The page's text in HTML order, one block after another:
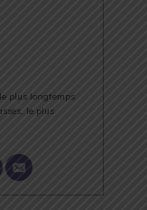
plus longtemps
le plus